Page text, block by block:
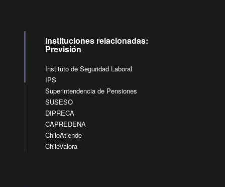
Instituciones relacionadas:
Previsión
Instituto de Seguridad Laboral
IPS
Superintendencia de Pensiones
SUSESO
DIPRECA
CAPREDENA
ChileAtiende
ChileValora